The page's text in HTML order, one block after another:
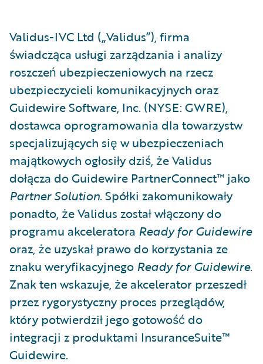
​Validus-IVC Ltd („Validus”), firma
świadcząca usługi zarządzania i analizy
roszczeń ubezpieczeniowych na rzecz
ubezpieczycieli komunikacyjnych oraz
Guidewire Software, Inc. (NYSE: GWRE),
dostawca oprogramowania dla towarzystw
specjalizujących się w ubezpieczeniach
majątkowych ogłosiły dziś, że Validus
dołącza do Guidewire PartnerConnect™ jako
Partner Solution. Spółki zakomunikowały
ponadto, że Validus został włączony do
programu akceleratora Ready for Guidewire
oraz, że uzyskał prawo do korzystania ze
znaku weryfikacyjnego Ready for Guidewire.
Znak ten wskazuje, że akcelerator przeszedł
przez rygorystyczny proces przeglądów,
który potwierdził jego gotowość do
integracji z produktami InsuranceSuite™
Guidewire.